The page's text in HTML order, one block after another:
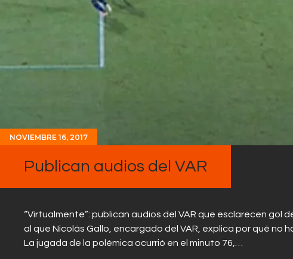
NOVIEMBRE 16, 2017
Publican audios del VAR
“Virtualmente”: publican audios del VAR que esclarecen gol
al que Nicolás Gallo, encargado del VAR, explica por qué no
La jugada de la polémica ocurrió en el minuto 76,…